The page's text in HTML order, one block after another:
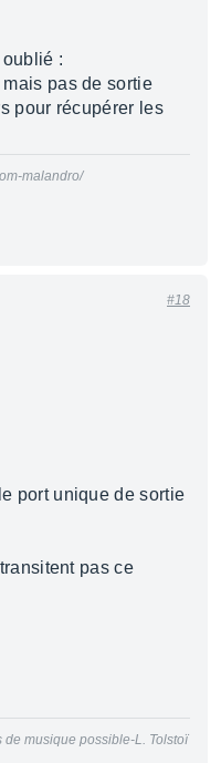
:
pas de sortie
pour récupérer les
malandro/
#18
port unique de sortie
pas ce
musique possible-L. Tolstoï